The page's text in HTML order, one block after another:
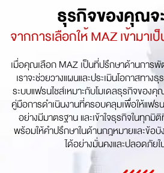
ธุรกิจของคุณจะ
จากการเลือกให้ MAZ เข้ามา
เมื่อคุณเลือก MAZ เป็นที่ปรึกษาด้านการ
เราจะช่วยวางแผนและประเมินโอกาสทา
ระบบแฟรนไชส์เหมาะกับโมเดลธุรกิจของ
คู่มือการดำเนินงานที่ครอบคลุมเพื่อให้แฟ
อย่างมีมาตรฐาน และเข้าใจธุรกิจในทุก
พร้อมให้คำปรึกษาในด้านกฎหมายและข้อ
ได้อย่างมั่นคงและปลอดภัย